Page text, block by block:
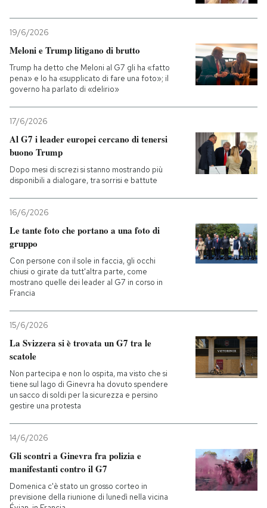
PODCAST
NEWSLETTER
SHOP
AREA PERSONALE
19/6/2026
Meloni e Trump litigano di brutto
Trump ha detto che Meloni al G7 gli ha «fatto
pena» e lo ha «supplicato di fare una foto»; il
governo ha parlato di «delirio»
17/6/2026
Al G7 i leader europei cercano di tenersi
buono Trump
Dopo mesi di screzi si stanno mostrando più
disponibili a dialogare, tra sorrisi e battute
16/6/2026
Le tante foto che portano a una foto di
gruppo
Con persone con il sole in faccia, gli occhi
chiusi o girate da tutt'altra parte, come
mostrano quelle dei leader al G7 in corso in
Francia
15/6/2026
La Svizzera si è trovata un G7 tra le
scatole
Non partecipa e non lo ospita, ma visto che si
tiene sul lago di Ginevra ha dovuto spendere
un sacco di soldi per la sicurezza e persino
gestire una protesta
14/6/2026
Gli scontri a Ginevra fra polizia e
manifestanti contro il G7
Domenica c'è stato un grosso corteo in
previsione della riunione di lunedì nella vicina